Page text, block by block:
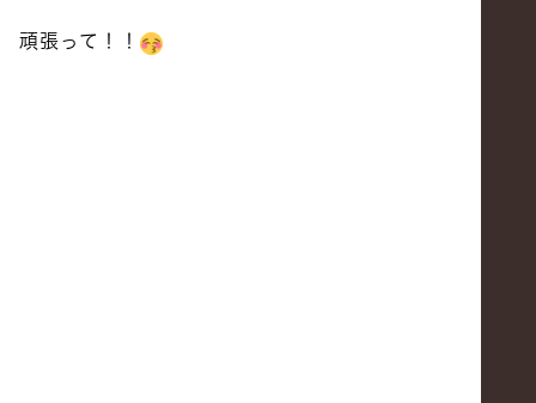
頑張って！！